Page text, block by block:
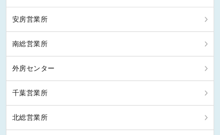
安房営業所
南総営業所
外房センター
千葉営業所
北総営業所